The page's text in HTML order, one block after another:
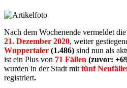
Nach dem Wochenende vermeldet
21. Dezember 2020, weiter
Wuppertaler (1.486) sind nun als
ist ein Plus von 71 Fällen (zuvor:
wurden in der Stadt mit fünf
registriert.